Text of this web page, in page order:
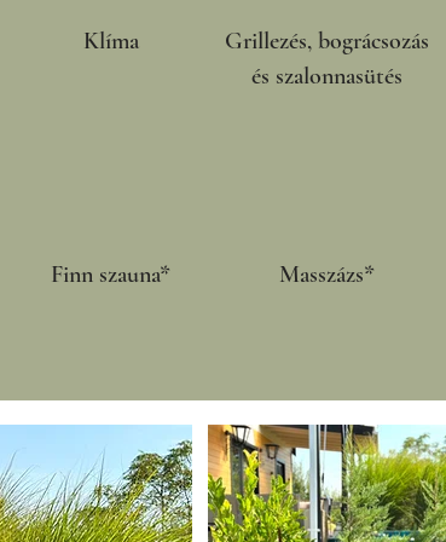
Klíma
Grillezés, bográcsozás
és szalonnasütés
Finn szauna* Masszázs*